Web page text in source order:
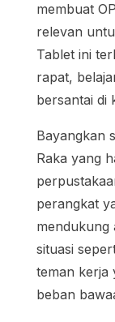
membuat
relevan
Tablet ini
rapat,
bersantai di
Bayangkan
Raka yang
perangkat
mendukung
situasi
teman kerja
beban